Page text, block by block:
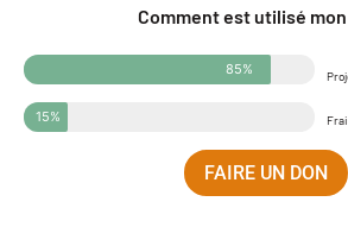
Comment est utilisé mon
85%
15%
FAIRE UN DON